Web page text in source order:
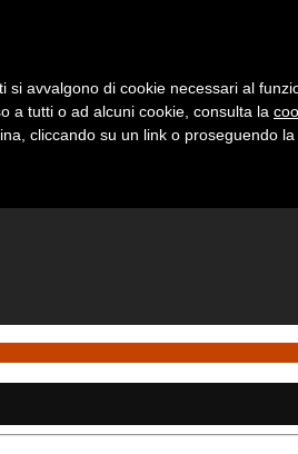
avvalgono di cookie necessari al
a tutti o ad alcuni cookie, consulta la
cliccando su un link o proseguendo